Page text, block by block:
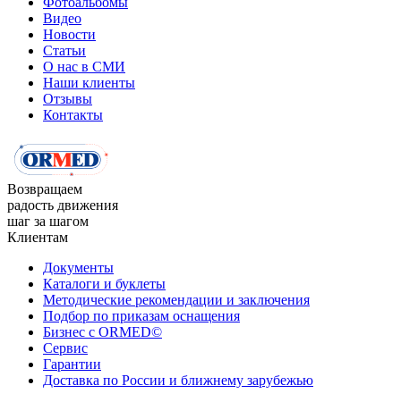
Видео
Новости
Статьи
О нас в СМИ
Наши клиенты
Отзывы
Контакты
Возвращаем
радость движения
шаг за шагом
Клиентам
Документы
Каталоги и буклеты
Методические рекомендации и заключения
Подбор по приказам оснащения
Бизнес с ORMED©
Сервис
Гарантии
Доставка по России и ближнему зарубежью